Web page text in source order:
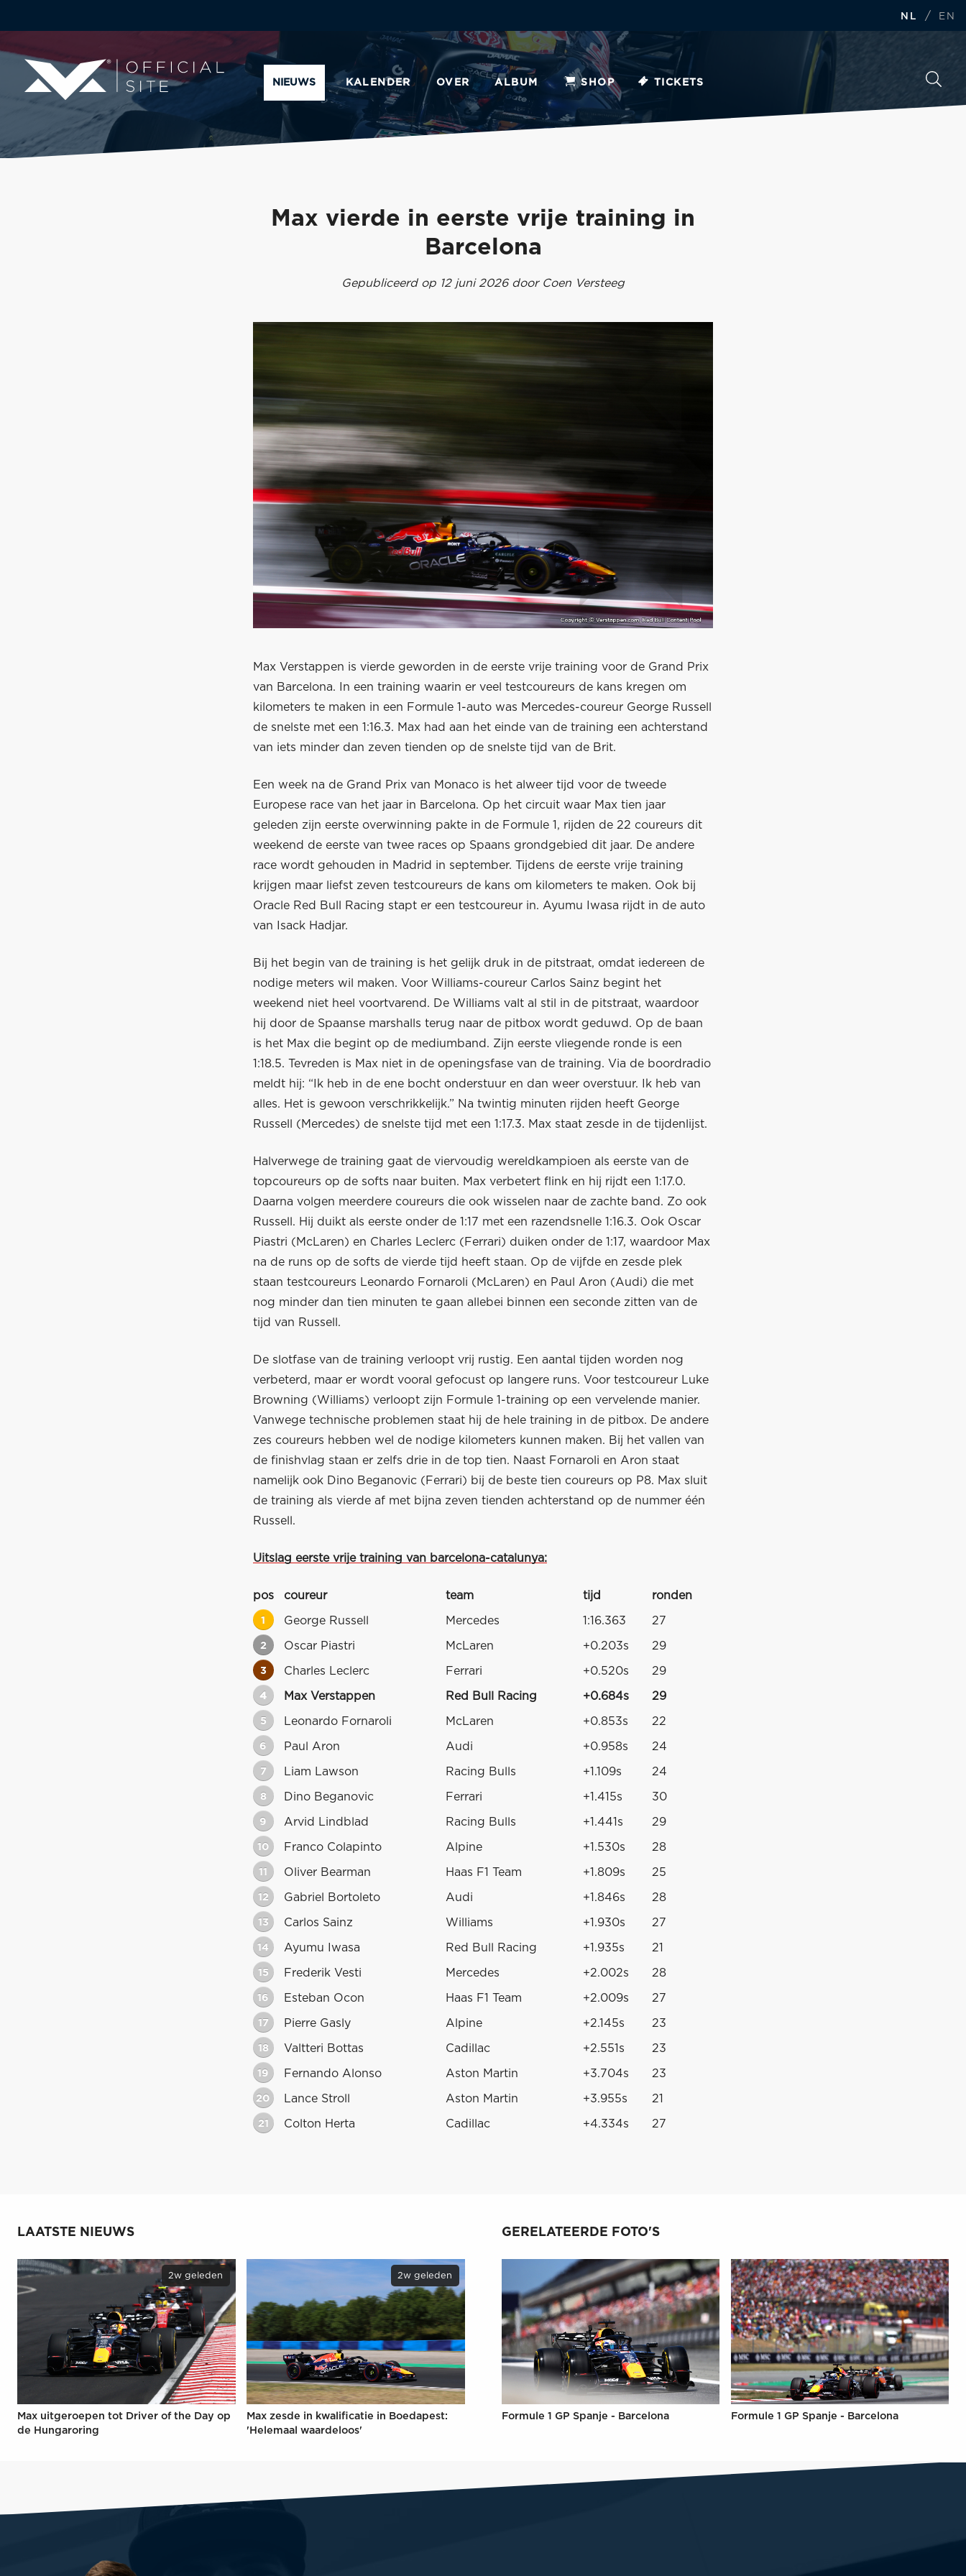
NL / EN
NIEUWS KALENDER OVER ALBUM SHOP TICKETS
Max vierde in eerste vrije training in
Barcelona
Gepubliceerd op 12 juni 2026 door Coen Versteeg
Max Verstappen is vierde geworden in de eerste vrije training voor de Grand Prix
van Barcelona. In een training waarin er veel testcoureurs de kans kregen om
kilometers te maken in een Formule 1-auto was Mercedes-coureur George Russell
de snelste met een 1:16.3. Max had aan het einde van de training een achterstand
van iets minder dan zeven tienden op de snelste tijd van de Brit.
Een week na de Grand Prix van Monaco is het alweer tijd voor de tweede
Europese race van het jaar in Barcelona. Op het circuit waar Max tien jaar
geleden zijn eerste overwinning pakte in de Formule 1, rijden de 22 coureurs dit
weekend de eerste van twee races op Spaans grondgebied dit jaar. De andere
race wordt gehouden in Madrid in september. Tijdens de eerste vrije training
krijgen maar liefst zeven testcoureurs de kans om kilometers te maken. Ook bij
Oracle Red Bull Racing stapt er een testcoureur in. Ayumu Iwasa rijdt in de auto
van Isack Hadjar.
Bij het begin van de training is het gelijk druk in de pitstraat, omdat iedereen de
nodige meters wil maken. Voor Williams-coureur Carlos Sainz begint het
weekend niet heel voortvarend. De Williams valt al stil in de pitstraat, waardoor
hij door de Spaanse marshalls terug naar de pitbox wordt geduwd. Op de baan
is het Max die begint op de mediumband. Zijn eerste vliegende ronde is een
1:18.5. Tevreden is Max niet in de openingsfase van de training. Via de boordradio
meldt hij: “Ik heb in de ene bocht onderstuur en dan weer overstuur. Ik heb van
alles. Het is gewoon verschrikkelijk.” Na twintig minuten rijden heeft George
Russell (Mercedes) de snelste tijd met een 1:17.3. Max staat zesde in de tijdenlijst.
Halverwege de training gaat de viervoudig wereldkampioen als eerste van de
topcoureurs op de softs naar buiten. Max verbetert flink en hij rijdt een 1:17.0.
Daarna volgen meerdere coureurs die ook wisselen naar de zachte band. Zo ook
Russell. Hij duikt als eerste onder de 1:17 met een razendsnelle 1:16.3. Ook Oscar
Piastri (McLaren) en Charles Leclerc (Ferrari) duiken onder de 1:17, waardoor Max
na de runs op de softs de vierde tijd heeft staan. Op de vijfde en zesde plek
staan testcoureurs Leonardo Fornaroli (McLaren) en Paul Aron (Audi) die met
nog minder dan tien minuten te gaan allebei binnen een seconde zitten van de
tijd van Russell.
De slotfase van de training verloopt vrij rustig. Een aantal tijden worden nog
verbeterd, maar er wordt vooral gefocust op langere runs. Voor testcoureur Luke
Browning (Williams) verloopt zijn Formule 1-training op een vervelende manier.
Vanwege technische problemen staat hij de hele training in de pitbox. De andere
zes coureurs hebben wel de nodige kilometers kunnen maken. Bij het vallen van
de finishvlag staan er zelfs drie in de top tien. Naast Fornaroli en Aron staat
namelijk ook Dino Beganovic (Ferrari) bij de beste tien coureurs op P8. Max sluit
de training als vierde af met bijna zeven tienden achterstand op de nummer één
Russell.
Uitslag eerste vrije training van barcelona-catalunya:
pos coureur team tijd ronden
1 George Russell Mercedes 1:16.363 27
2 Oscar Piastri McLaren +0.203s 29
3 Charles Leclerc Ferrari +0.520s 29
4 Max Verstappen Red Bull Racing +0.684s 29
5 Leonardo Fornaroli McLaren +0.853s 22
6 Paul Aron Audi +0.958s 24
7 Liam Lawson Racing Bulls +1.109s 24
8 Dino Beganovic Ferrari +1.415s 30
9 Arvid Lindblad Racing Bulls +1.441s 29
10 Franco Colapinto Alpine +1.530s 28
11 Oliver Bearman Haas F1 Team +1.809s 25
12 Gabriel Bortoleto Audi +1.846s 28
13 Carlos Sainz Williams +1.930s 27
14 Ayumu Iwasa Red Bull Racing +1.935s 21
15 Frederik Vesti Mercedes +2.002s 28
16 Esteban Ocon Haas F1 Team +2.009s 27
17 Pierre Gasly Alpine +2.145s 23
18 Valtteri Bottas Cadillac +2.551s 23
19 Fernando Alonso Aston Martin +3.704s 23
20 Lance Stroll Aston Martin +3.955s 21
21 Colton Herta Cadillac +4.334s 27
LAATSTE NIEUWS
2w geleden
Max uitgeroepen tot Driver of the Day op
de Hungaroring
2w geleden
Max zesde in kwalificatie in Boedapest:
'Helemaal waardeloos'
GERELATEERDE FOTO'S
Formule 1 GP Spanje - Barcelona Formule 1 GP Spanje - Barcelona